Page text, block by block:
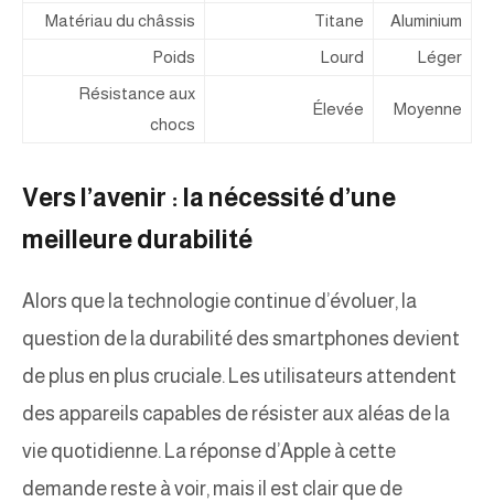
Matériau du châssis Titane
Aluminium
Poids
Lourd
Léger
Résistance aux
chocs
Élevée Moyenne
Vers l’avenir : la nécessité d’une
meilleure durabilité
Alors que la technologie continue d’évoluer, la
question de la durabilité des smartphones devient
de plus en plus cruciale. Les utilisateurs attendent
des appareils capables de résister aux aléas de la
vie quotidienne. La réponse d’Apple à cette
demande reste à voir, mais il est clair que de